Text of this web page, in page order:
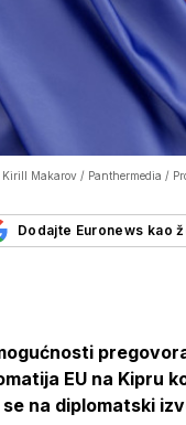
Makarov / Panthermedia /
Dodajte Euronews kao
EU na Kipru
na diplomatski